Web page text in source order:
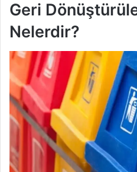
Geri
Nelerdir?